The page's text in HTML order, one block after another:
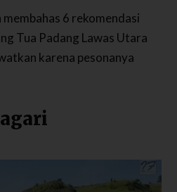
6 rekomendasi
Tua Padang Lawas Utara
karena pesonanya